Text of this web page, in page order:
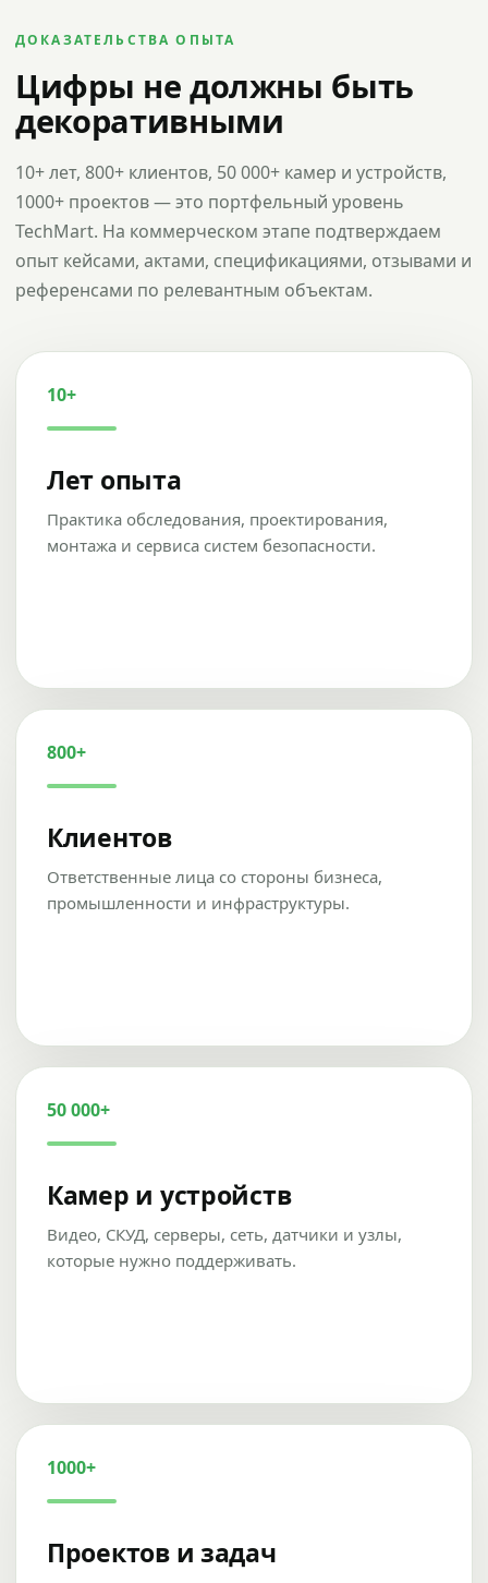
ДОКАЗАТЕЛЬСТВА ОПЫТА
Цифры не должны быть
декоративными
10+ лет, 800+ клиентов, 50 000+ камер и устройств,
1000+ проектов — это портфельный уровень
TechMart. На коммерческом этапе подтверждаем
опыт кейсами, актами, спецификациями, отзывами и
референсами по релевантным объектам.
10+
Лет опыта
Практика обследования, проектирования,
монтажа и сервиса систем безопасности.
800+
Клиентов
Ответственные лица со стороны бизнеса,
промышленности и инфраструктуры.
50 000+
Камер и устройств
Видео, СКУД, серверы, сеть, датчики и узлы,
которые нужно поддерживать.
1000+
Проектов и задач